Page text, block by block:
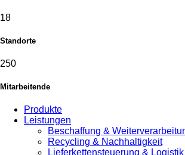
18
Standorte
250
Mitarbeitende
Produkte
Leistungen
Beschaffung &
Recycling & Nachhaltigkeit
Lieferkettensteuerung & Logistik